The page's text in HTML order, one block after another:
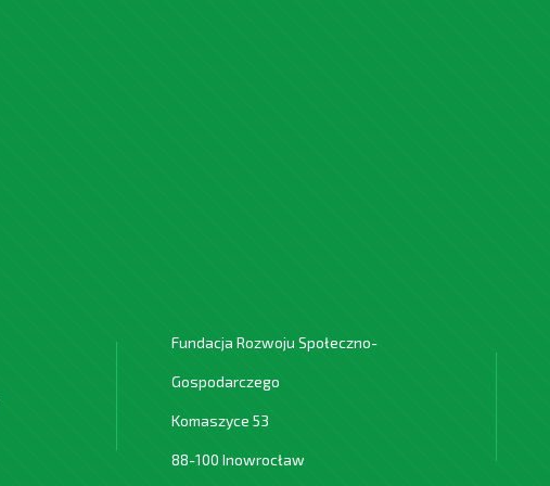
Fundacja Rozwoju Społeczno-
Gospodarczego
Komaszyce 53
88-100 Inowrocław